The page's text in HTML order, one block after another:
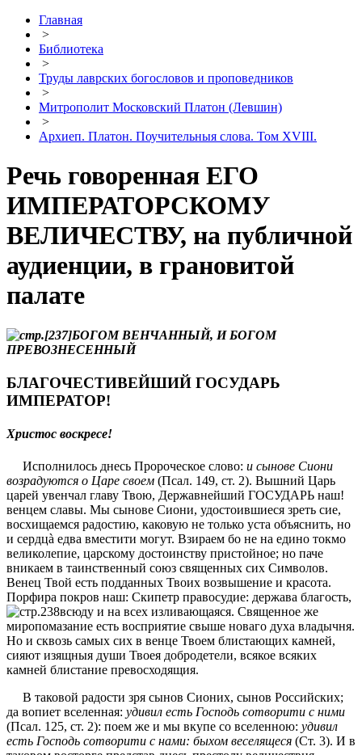
Главная
>
Библиотека
>
Труды лаврских богословов и проповедников
>
Митрополит Московский Платон (Левшин)
>
Архиеп. Платон. Поучительныя слова. Том XVIII.
Речь говоренная ЕГО
ИМПЕРАТОРСКОМУ
ВЕЛИЧЕСТВУ, на публичной
аудиенции, в грановитой
палатe
БОГОМ ВEНЧАННЫЙ, И БОГОМ
ПРЕВОЗНЕСЕННЫЙ
БЛАГОЧЕСТИВЕЙШИЙ ГОСУДАРЬ
ИМПЕРАТОР!
Христос воскресе!
Исполнилось днесь Пророческое слово: и сынове Сиони
возрадуются о Царe своем (Псал. 149, ст. 2). Вышний Царь
царей увeнчал главу Твою, Державнeйший ГОСУДАРЬ наш!
вeнцем славы. Мы сынове Сиони, удостоившиеся зрeть сие,
восхищаемся радостию, каковую не только уста объяснить, но
и сердцà едва вмeстити могут. Взираем бо не на едино токмо
великолeпие, царскому достоинству пристойное; но паче
вникаем в таинственный союз священных сих Символов.
Вeнец Твой есть подданных Твоих возвышение и красота.
Порфира покров наш: Скипетр правосудие: держава благость,
всюду и на всeх изливающаяся. Священное же
миропомазание есть восприятие свыше новаго духа владычня.
Но и сквозь самых сих в вeнцe Твоем блистающих камней,
сияют изящныя души Твоея добродeтели, всякое всяких
камней блистание превосходящия.
В таковой радости зря сынов Сионих, сынов Российских;
да вопиет вселенная: удивил есть Господь сотворити с ними
(Псал. 125, ст. 2): поем же и мы вкупe со вселенною: удивил
есть Господь сотворити с нами: быхом веселящеся (Ст. 3). И в